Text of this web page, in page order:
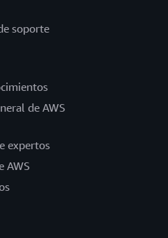
soporte
de AWS
expertos
AWS